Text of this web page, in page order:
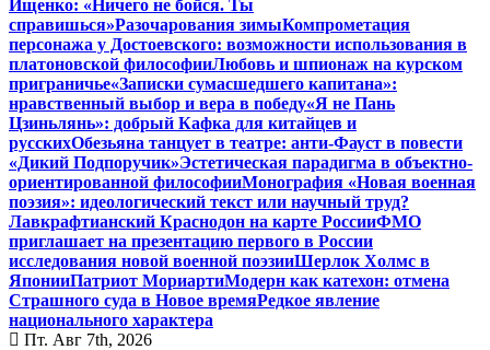
Ищенко: «Ничего не бойся. Ты
справишься»Разочарования зимыКомпрометация
персонажа у Достоевского: возможности использования в
платоновской философииЛюбовь и шпионаж на курском
приграничье«Записки сумасшедшего капитана»:
нравственный выбор и вера в победу«Я не Пань
Цзиньлянь»: добрый Кафка для китайцев и
русскихОбезьяна танцует в театре: анти-Фауст в повести
«Дикий Подпоручик»Эстетическая парадигма в объектно-
ориентированной философииМонография «Новая военная
поэзия»: идеологический текст или научный труд?
Лавкрафтианский Краснодон на карте РоссииФМО
приглашает на презентацию первого в России
исследования новой военной поэзииШерлок Холмс в
ЯпонииПатриот МориартиМодерн как катехон: отмена
Страшного суда в Новое времяРедкое явление
национального характера
Пт. Авг 7th, 2026